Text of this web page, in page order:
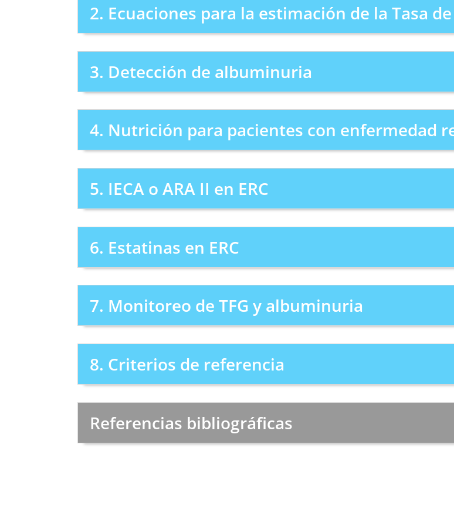
2. Ecuaciones para la estimación de la Tasa
3. Detección de albuminuria
4. Nutrición para pacientes con enfermedad
5. IECA o ARA II en ERC
6. Estatinas en ERC
7. Monitoreo de TFG y albuminuria
8. Criterios de referencia
Referencias bibliográficas